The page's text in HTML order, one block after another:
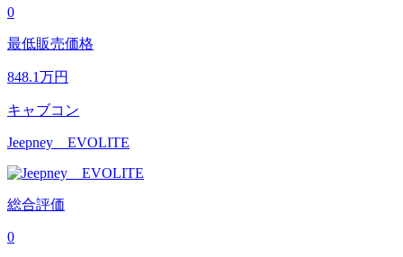
0
最低販売価格
848.1万円
キャブコン
Jeepney EVOLITE
総合評価
0